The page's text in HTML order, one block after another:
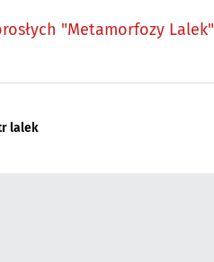
"Metamorfozy Lalek"
lalek